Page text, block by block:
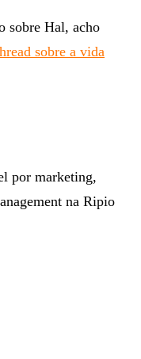
sobre Hal, acho
sobre a vida
por marketing,
na Ripio